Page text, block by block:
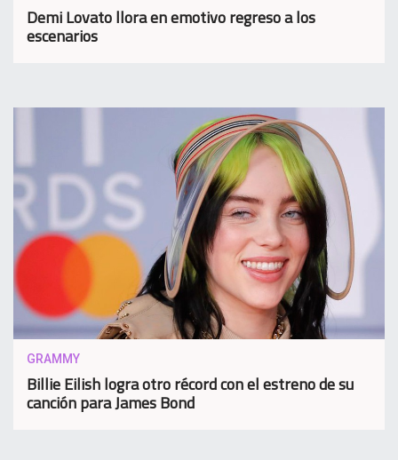
Demi Lovato llora en emotivo regreso a los
escenarios
GRAMMY
Billie Eilish logra otro récord con el estreno de su
canción para James Bond